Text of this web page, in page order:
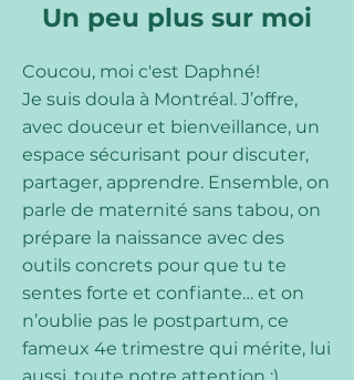
Un peu plus sur moi
Coucou, moi c'est Daphné!
Je suis doula à Montréal. J’offre,
avec douceur et bienveillance, un
espace sécurisant pour discuter,
partager, apprendre. Ensemble, on
parle de maternité sans tabou, on
prépare la naissance avec des
outils concrets pour que tu te
sentes forte et confiante… et on
n’oublie pas le postpartum, ce
fameux 4e trimestre qui mérite, lui